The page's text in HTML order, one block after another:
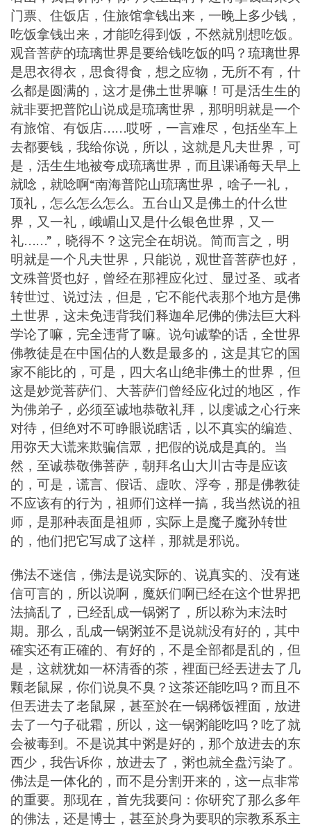
门票、住饭店，住旅馆拿钱出来，一晚上多少钱，
吃饭拿钱出来，才能吃得到饭，不然就別想吃饭。
观音菩萨的琉璃世界是要给钱吃饭的吗？琉璃世界
是思衣得衣，思食得食，想之应物，无所不有，什
么都是圆满的，这才是佛土世界嘛！可是活生生的
就非要把普陀山说成是琉璃世界，那明明就是一个
有旅馆、有饭店……哎呀，一言难尽，包括坐车上
去都要钱，我给你说，所以，这就是凡夫世界，可
是，活生生地被夸成琉璃世界，而且课诵每天早上
就唸，就唸啊“南海普陀山琉璃世界，啥子一礼，
顶礼，怎么怎么怎么。五台山又是佛土的什么世
界，又一礼，峨嵋山又是什么银色世界，又一
礼……”，晓得不？这完全在胡说。简而言之，明
明就是一个凡夫世界，只能说，观世音菩萨也好，
文殊普贤也好，曾经在那裡应化过、显过圣、或者
转世过、说过法，但是，它不能代表那个地方是佛
土世界，这未免违背我们释迦牟尼佛的佛法巨大科
学论了嘛，完全违背了嘛。说句诚挚的话，全世界
佛教徒是在中国佔的人数是最多的，这是其它的国
家不能比的，可是，四大名山绝非佛土的世界，但
这是妙觉菩萨们、大菩萨们曾经应化过的地区，作
为佛弟子，必须至诚地恭敬礼拜，以虔诚之心行来
对待，但绝对不可睁眼说瞎话，以不真实的编造、
用弥天大谎来欺骗信眾，把假的说成是真的。当
然，至诚恭敬佛菩萨，朝拜名山大川古寺是应该
的，可是，谎言、假话、虚吹、浮夸，那是佛教徒
不应该有的行为，祖师们这样一搞，我当然说的祖
师，是那种表面是祖师，实际上是魔子魔孙转世
的，他们把它写成了这样，那就是邪说。
佛法不迷信，佛法是说实际的、说真实的、没有迷
信可言的，所以说啊，魔妖们啊已经在这个世界把
法搞乱了，已经乱成一锅粥了，所以称为末法时
期。那么，乱成一锅粥並不是说就没有好的，其中
確实还有正確的、有好的，不是全部都是乱的，但
是，这就犹如一杯清香的茶，裡面已经丟进去了几
颗老鼠屎，你们说臭不臭？这茶还能吃吗？而且不
但丟进去了老鼠屎，甚至於在一锅稀饭裡面，放进
去了一勺子砒霜，所以，这一锅粥能吃吗？吃了就
会被毒到。不是说其中粥是好的，那个放进去的东
西少，我告诉你，放进去了，粥也就全盘污染了。
佛法是一体化的，而不是分割开来的，这一点非常
的重要。那现在，首先我要问：你研究了那么多年
的佛法，还是博士，甚至於身为要职的宗教系系主